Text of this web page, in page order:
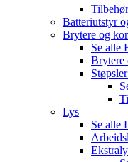
Tilbehør
Batteriutstyr
Brytere og
Se alle
Brytere
Lys
Se alle